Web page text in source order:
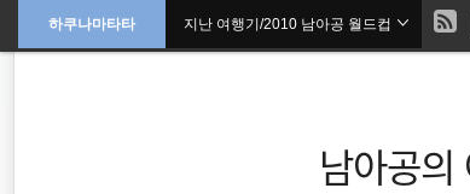
문
하쿠나마타타 현
치
지난 여행기/2010 남아공 월드컵
남아공
검